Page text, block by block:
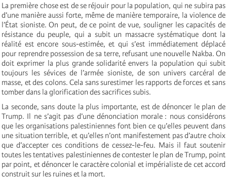
La première chose est de se réjouir pour la population, qui ne subira pas
d’une manière aussi forte, même de manière temporaire, la violence de
l’État sioniste. On peut, de ce point de vue, souligner les capacités de
résistance du peuple, qui a subit un massacre systématique dont la
réalité est encore sous-estimée, et qui s’est immédiatement déplacé
pour reprendre possession de sa terre, refusant une nouvelle Nakba. On
doit exprimer la plus grande solidarité envers la population qui subit
toujours les sévices de l’armée sioniste, de son univers carcéral de
masse, et des colons. Cela sans surestimer les rapports de forces et sans
tomber dans la glorification des sacrifices subis.
La seconde, sans doute la plus importante, est de dénoncer le plan de
Trump. Il ne s’agit pas d’une dénonciation morale : nous considérons
que les organisations palestiniennes font bien ce qu’elles peuvent dans
une situation terrible, et qu’elles n’ont manifestement pas d’autre choix
que d’accepter ces conditions de cessez-le-feu. Mais il faut soutenir
toutes les tentatives palestiniennes de contester le plan de Trump, point
par point, et dénoncer le caractère colonial et impérialiste de cet accord
construit sur les ruines et la mort.